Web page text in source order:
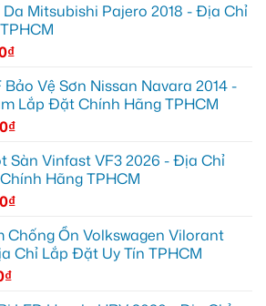
Da Mitsubishi Pajero 2018 - Địa Chỉ
₫
Bảo Vệ Sơn Nissan Navara 2014 -
Lắp Đặt Chính Hãng TPHCM
₫
Sàn Vinfast VF3 2026 - Địa Chỉ
Hãng TPHCM
₫
Chống Ồn Volkswagen Vilorant
Chỉ Lắp Đặt Uy Tín TPHCM
₫